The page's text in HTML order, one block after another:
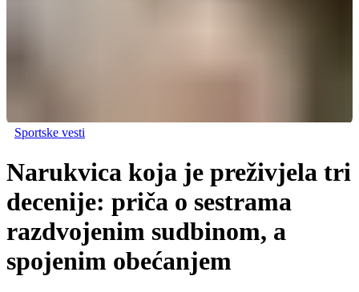
Sportske vesti
Narukvica koja je preživjela tri
decenije: priča o sestrama
razdvojenim sudbinom, a
spojenim obećanjem